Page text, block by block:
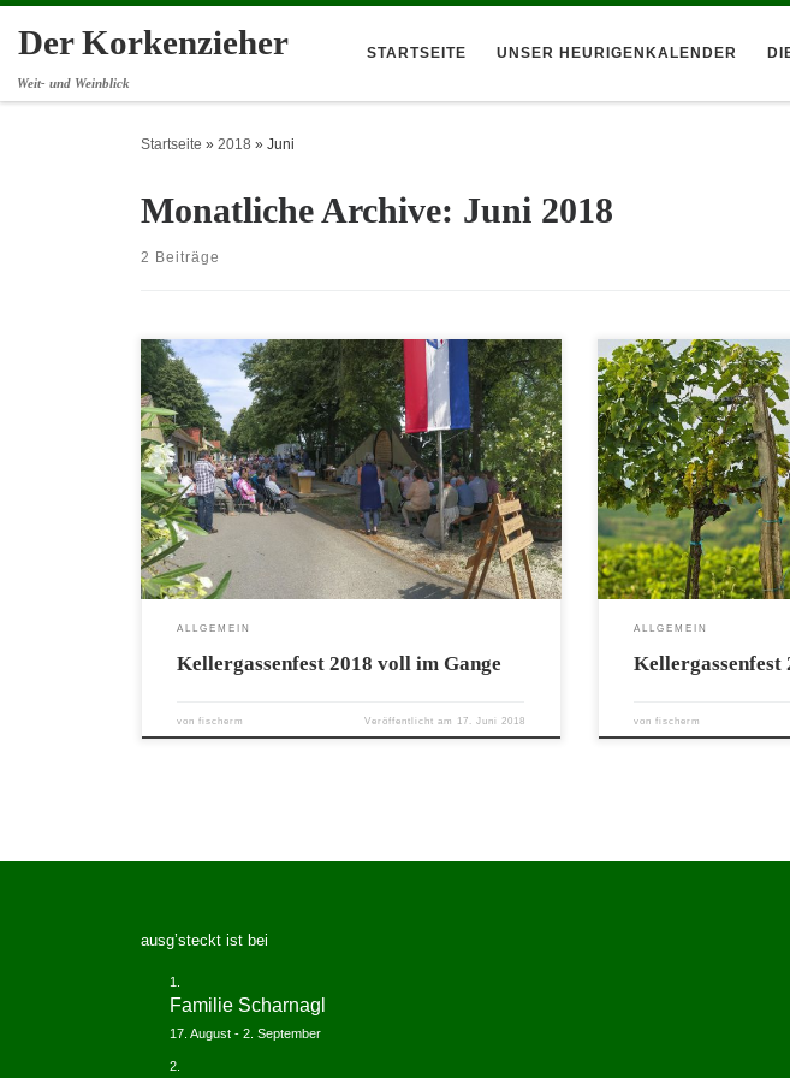
Der Korkenzieher
Weit- und Weinblick
STARTSEITE UNSER HEURIGENKALENDER
Startseite » 2018 » Juni
Monatliche Archive: Juni 2018
2 Beiträge
Hier finden Sie das Programm zu unserem Kellergassenfest:
http://www2.derkorkenzieher.at/index.php/2018/06/16/kellergasse
nfest-2018/
ALLGEMEIN
Kellergassenfest 2018 voll im Gange
vonfischerm Veröffentlicht am 17. Juni 2018
ALLGEMEIN
Kellergassenfest
vonfischerm
ausg’steckt ist bei
Familie Scharnagl
17. August - 2. September